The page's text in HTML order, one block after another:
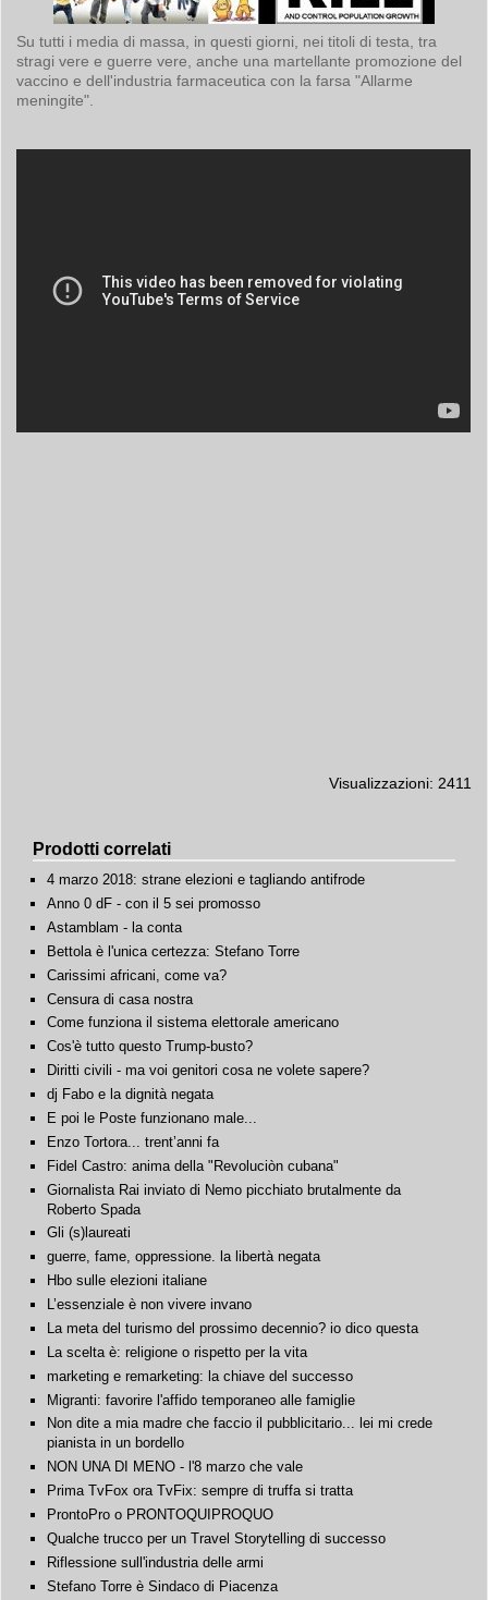
Su tutti i media di massa, in questi giorni, nei titoli di testa, tra
stragi vere e guerre vere, anche una martellante promozione del
vaccino e dell'industria farmaceutica con la farsa "Allarme
meningite".
Visualizzazioni: 2411
Prodotti correlati
4 marzo 2018: strane elezioni e tagliando antifrode
Anno 0 dF - con il 5 sei promosso
Astamblam - la conta
Bettola è l'unica certezza: Stefano Torre
Carissimi africani, come va?
Censura di casa nostra
Come funziona il sistema elettorale americano
Cos'è tutto questo Trump-busto?
Diritti civili - ma voi genitori cosa ne volete sapere?
dj Fabo e la dignità negata
E poi le Poste funzionano male...
Enzo Tortora... trent’anni fa
Fidel Castro: anima della "Revoluciòn cubana"
Giornalista Rai inviato di Nemo picchiato brutalmente da
Roberto Spada
Gli (s)laureati
guerre, fame, oppressione. la libertà negata
Hbo sulle elezioni italiane
L’essenziale è non vivere invano
La meta del turismo del prossimo decennio? io dico questa
La scelta è: religione o rispetto per la vita
marketing e remarketing: la chiave del successo
Migranti: favorire l'affido temporaneo alle famiglie
Non dite a mia madre che faccio il pubblicitario... lei mi crede
pianista in un bordello
NON UNA DI MENO - l'8 marzo che vale
Prima TvFox ora TvFix: sempre di truffa si tratta
ProntoPro o PRONTOQUIPROQUO
Qualche trucco per un Travel Storytelling di successo
Riflessione sull'industria delle armi
Stefano Torre è Sindaco di Piacenza